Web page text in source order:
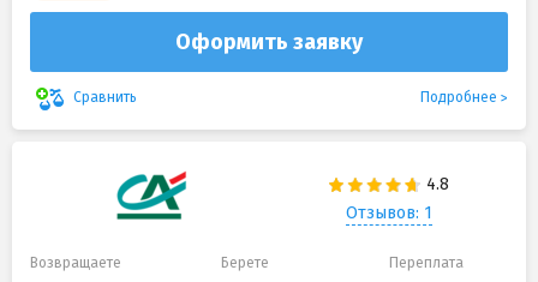
Оформить заявку
Сравнить Подробнее
Отзывов: 1
Возвращаете Берете Переплата